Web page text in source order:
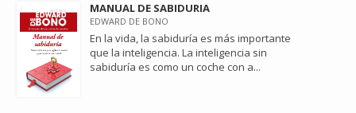
MANUAL DE SABIDURIA
EDWARD DE BONO
En la vida, la sabiduría es más importante
que la inteligencia. La inteligencia sin
sabiduría es como un coche con a...